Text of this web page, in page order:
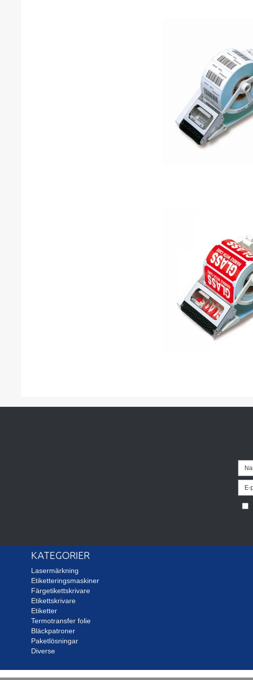
KATEGORIER
Lasermärkning
Etiketteringsmaskiner
Färgetikettskrivare
Etikettskrivare
Etiketter
Termotransfer folie
Bläckpatroner
Paketlösningar
Diverse